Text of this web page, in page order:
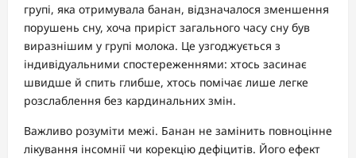
групі, яка отримувала банан, відзначалося зменшення
порушень сну, хоча приріст загального часу сну був
виразнішим у групі молока. Це узгоджується з
індивідуальними спостереженнями: хтось засинає
швидше й спить глибше, хтось помічає лише легке
розслаблення без кардинальних змін.
Важливо розуміти межі. Банан не замінить повноцінне
лікування інсомнії чи корекцію дефіцитів. Його ефект